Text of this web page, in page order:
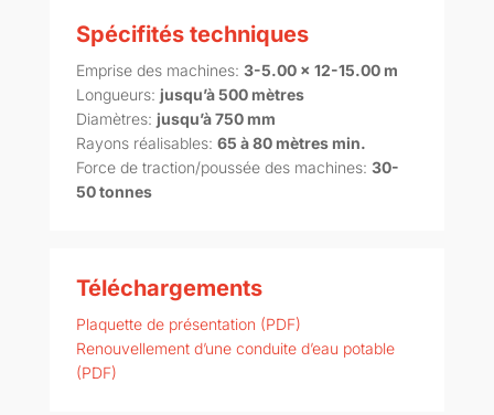
Spécifités techniques
Emprise des machines: 3-5.00 x 12-15.00 m
Longueurs: jusqu’à 500 mètres
Diamètres: jusqu’à 750 mm
Rayons réalisables: 65 à 80 mètres min.
Force de traction/poussée des machines: 30-
50 tonnes
Téléchargements
Plaquette de présentation (PDF)
Renouvellement d’une conduite d’eau potable
(PDF)